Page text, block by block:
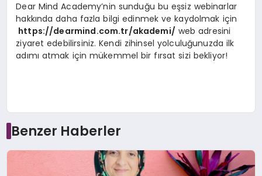
Dear Mind Academy’nin sunduğu bu eşsiz webinarlar
hakkında daha fazla bilgi edinmek ve kaydolmak için
https://dearmind.com.tr/akademi/ web adresini
ziyaret edebilirsiniz. Kendi zihinsel yolculuğunuzda ilk
adımı atmak için mükemmel bir fırsat sizi bekliyor!
Benzer Haberler